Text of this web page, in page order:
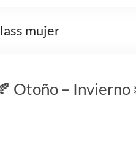
mujer
Otoño –